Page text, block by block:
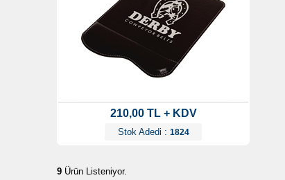
210,00 TL + KDV
Stok Adedi : 1824
9 Ürün Listeniyor.